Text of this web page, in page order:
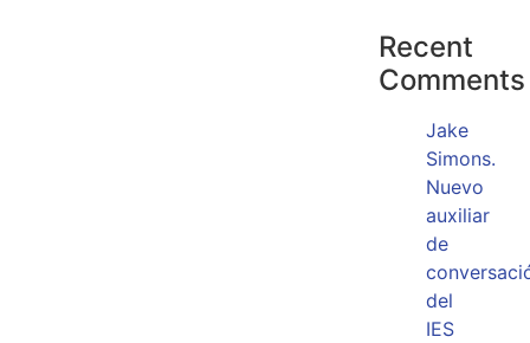
Recent
Comments
Jake
Simons.
Nuevo
auxiliar
de
del
IES